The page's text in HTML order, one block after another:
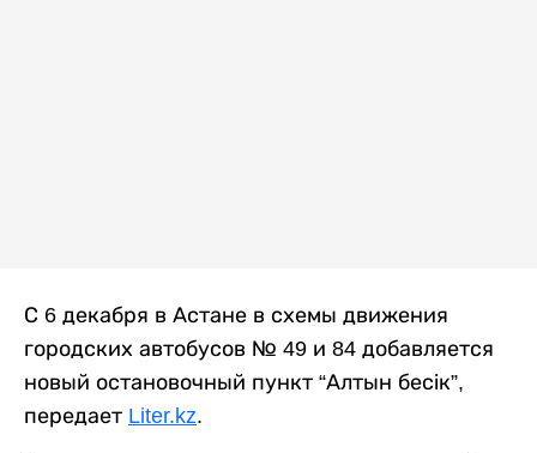
С 6 декабря в Астане в схемы движения
городских автобусов № 49 и 84 добавляется
новый остановочный пункт “Алтын бесік”,
передает Liter.kz.